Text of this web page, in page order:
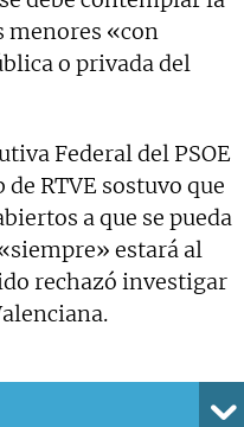
menores «con
o privada del
Federal del PSOE
RTVE sostuvo que
a que se pueda
estará al
rechazó investigar